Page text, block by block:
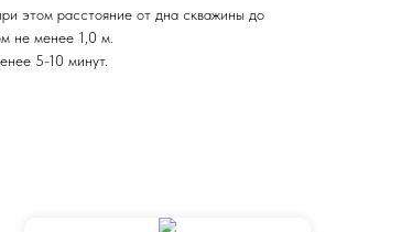
этом расстояние от дна скважины до
не менее 1,0 м.
5-10 минут.